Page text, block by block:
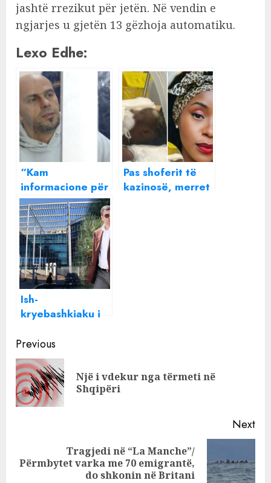
jashtë rrezikut për jetën. Në vendin e
ngjarjes u gjetën 13 gëzhoja automatiku.
Lexo Edhe:
“Kam
informacione për
disa ngjarje
kriminale”, Dan
Hutra merret në
pyetje nga
agjentët e BKH
Pas shoferit të
kazinosë, merret
Ish-
kryebashkiaku i
Dako merret në
pyetje në SPAK,
ja motivi
Continue
Reading
Previous
Një i vdekur nga tërmeti në
Shqipëri
Next
Next
Tragjedi në “La Manche”/
Përmbytet varka me 70 emigrantë,
do shkonin në Britani